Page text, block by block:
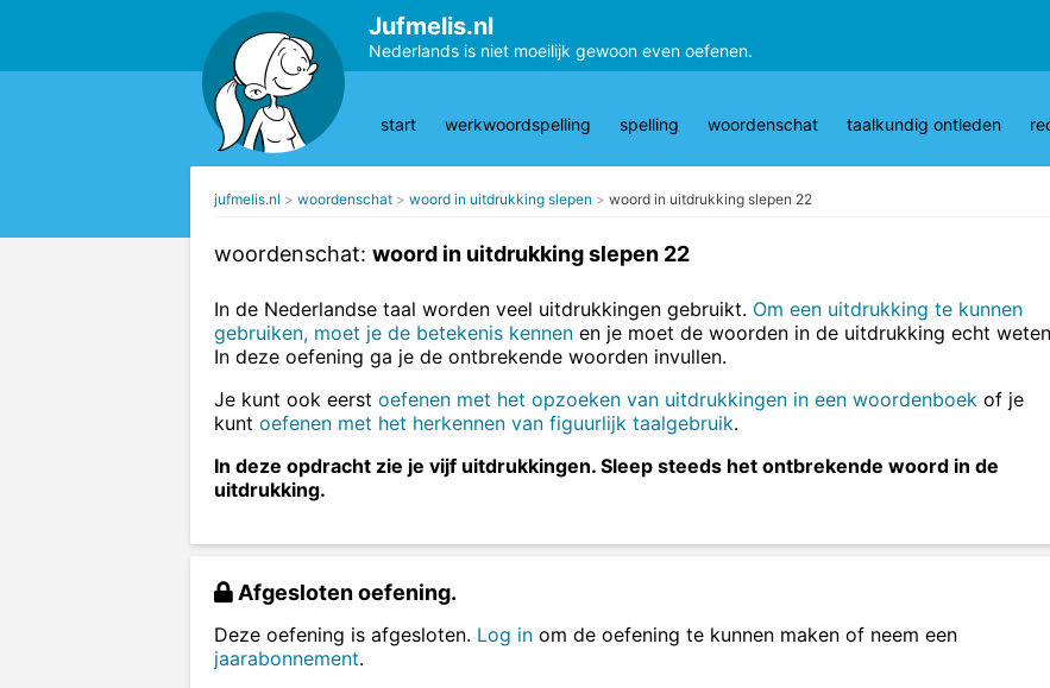
Jufmelis.nl
Nederlands is niet moeilijk gewoon even oefenen.
start werkwoordspelling spelling woordenschat taalkundig ontleden
jufmelis.nl woordenschat woord in uitdrukking slepen woord in uitdrukking slepen 22
woordenschat: woord in uitdrukking slepen 22
In de Nederlandse taal worden veel uitdrukkingen gebruikt. Om een uitdrukking te kunnen
gebruiken, moet je de betekenis kennen en je moet de woorden in de uitdrukking echt
In deze oefening ga je de ontbrekende woorden invullen.
Je kunt ook eerst oefenen met het opzoeken van uitdrukkingen in een woordenboek of je
kunt oefenen met het herkennen van figuurlijk taalgebruik.
In deze opdracht zie je vijf uitdrukkingen. Sleep steeds het ontbrekende woord in de
uitdrukking.
Afgesloten oefening.
Deze oefening is afgesloten. Log in om de oefening te kunnen maken of neem een
jaarabonnement.